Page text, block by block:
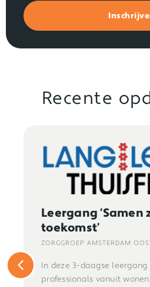
Recente
Leergang ‘Samen
toekomst’
ZORGGROEP AMSTERDAM
In deze 3-daagse leergang
professionals vanuit